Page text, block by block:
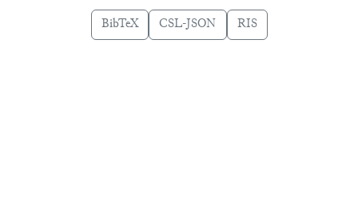
BibTeX CSL-JSON RIS